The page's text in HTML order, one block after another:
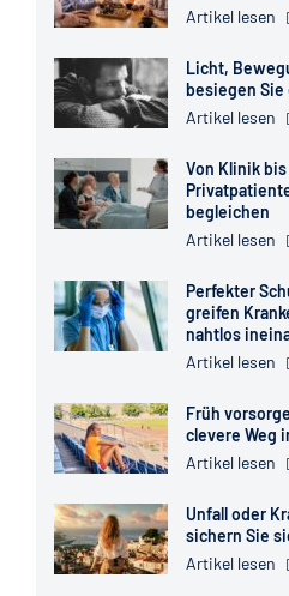
Artikel lesen
Licht,
besiegen
Artikel lesen
Von Klinik
begleichen
Artikel lesen
Perfekter
greifen
nahtlos
Artikel lesen
Früh
clevere Weg
Artikel lesen
Unfall oder
sichern Sie
Artikel lesen